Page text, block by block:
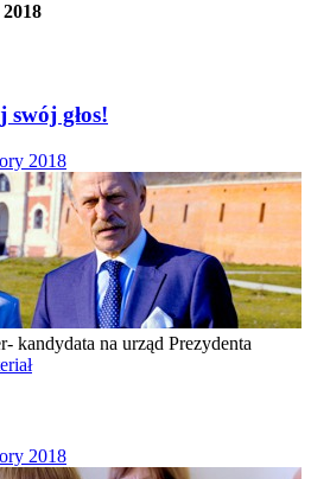
głos!
2018
kandydata na urząd Prezydenta
2018